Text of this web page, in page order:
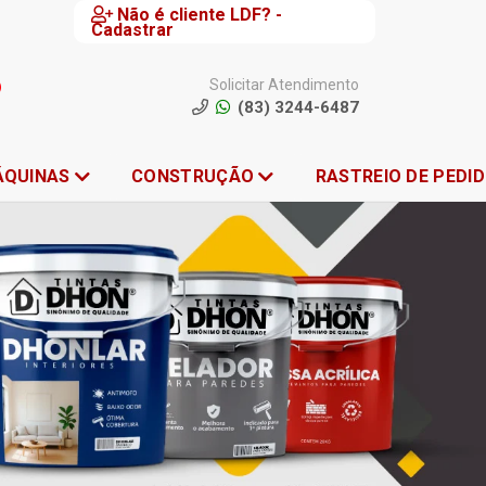
Não é cliente LDF? -
Cadastrar
Solicitar Atendimento
(83) 3244-6487
CONSTRUÇÃO RASTREIO DE